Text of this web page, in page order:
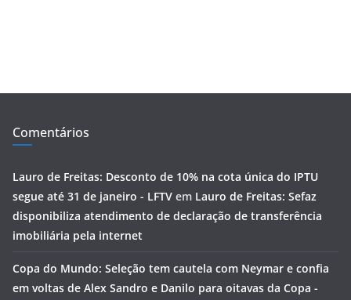
Comentários
Lauro de Freitas: Desconto de 10% na cota única do IPTU
segue até 31 de janeiro - LFTV em Lauro de Freitas: Sefaz
disponibiliza atendimento de declaração de transferência
imobiliária pela internet
Copa do Mundo: Seleção tem cautela com Neymar e confia
em voltas de Alex Sandro e Danilo para oitavas da Copa -